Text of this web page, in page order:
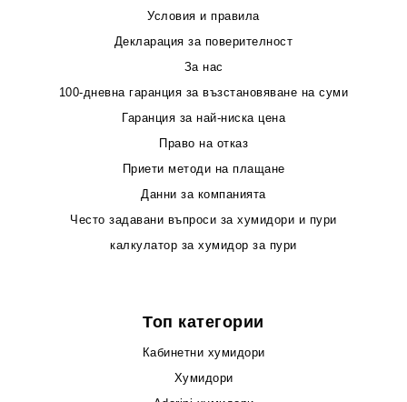
Условия и правила
Декларация за поверителност
За нас
100-дневна гаранция за възстановяване на суми
Гаранция за най-ниска цена
Право на отказ
Приети методи на плащане
Данни за компанията
Често задавани въпроси за хумидори и пури
калкулатор за хумидор за пури
Топ категории
Кабинетни хумидори
Хумидори